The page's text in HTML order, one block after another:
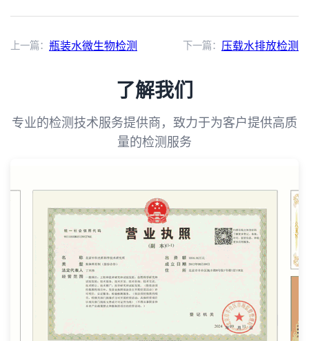
上一篇： 瓶装水微生物检测 下一篇： 压载水排放检测
了解我们
专业的检测技术服务提供商，致力于为客户提供高质
量的检测服务